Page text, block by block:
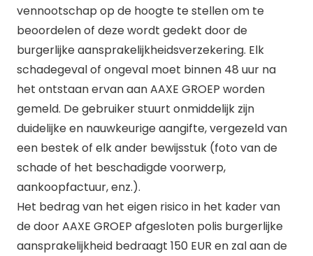
vennootschap op de hoogte te stellen om te
beoordelen of deze wordt gedekt door de
burgerlijke aansprakelijkheidsverzekering. Elk
schadegeval of ongeval moet binnen 48 uur na
het ontstaan ervan aan AAXE GROEP worden
gemeld. De gebruiker stuurt onmiddelijk zijn
duidelijke en nauwkeurige aangifte, vergezeld van
een bestek of elk ander bewijsstuk (foto van de
schade of het beschadigde voorwerp,
aankoopfactuur, enz.).
Het bedrag van het eigen risico in het kader van
de door AAXE GROEP afgesloten polis burgerlijke
aansprakelijkheid bedraagt 150 EUR en zal aan de